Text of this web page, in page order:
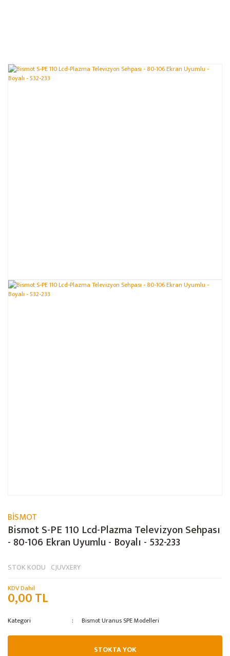
BİSMOT
Bismot S-PE 110 Lcd-Plazma Televizyon Sehpası
- 80-106 Ekran Uyumlu - Boyalı - 532-233
STOK KODU CJUVXERY
KDV Dahil
0,00 TL
Kategori Bismot Uranus SPE Modelleri
STOKTA YOK